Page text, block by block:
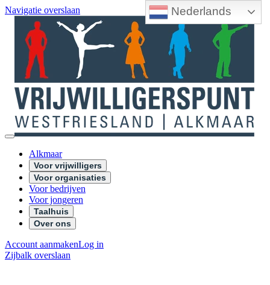
Nederlands
Navigatie overslaan
Alkmaar
Voor vrijwilligers
Voor organisaties
Voor bedrijven
Voor jongeren
Taalhuis
Over ons
Account aanmakenLog in
Zijbalk overslaan